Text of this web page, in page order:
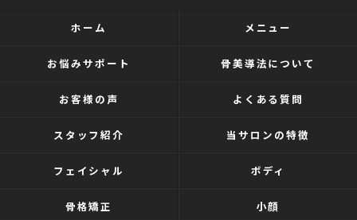
ホーム メニュー
お悩みサポート 骨美導法について
お客様の声 よくある質問
スタッフ紹介 当サロンの特徴
フェイシャル ボディ
骨格矯正 小顔